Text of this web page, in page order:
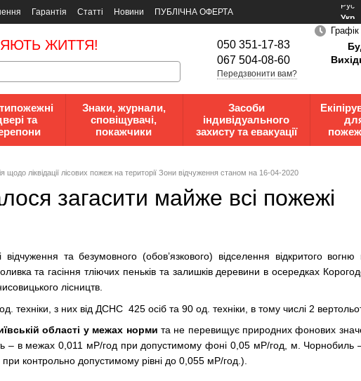
Гарантія Статті Новини
ПУБЛІЧНА ОФЕРТА
Рус
Укр
ЖИТТЯ!
050 351-17-83
067 504-08-60
Передзвонити вам?
та
Знаки, журнали,
сповіщувачі,
покажчики
Засоби
індивідуального
захисту та евакуації
щодо ліквідації лісових пожеж на території Зони відчуження станом на 16-04-2020
загасити майже всі пожежі
та безумовного (обов’язкового) відселення відкритого вогню
та гасіння тліючих пеньків та залишків деревини в осередках
лісництв.
техніки, з них від ДСНС 425 осіб та 90 од. техніки, в тому числі 2
області у межах норми та не перевищує природних фонових
– в межах 0,011 мР/год при допустимому фоні 0,05 мР/год, м. Чорнобиль
контрольно допустимому рівні до 0,055 мР/год.).